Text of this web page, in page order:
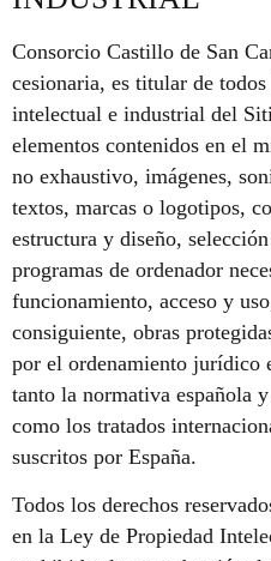
Consorcio Castillo de San
cesionaria, es titular de
intelectual e industrial del
elementos contenidos en el
no exhaustivo, imágenes,
textos, marcas o logotipos,
estructura y diseño,
programas de ordenador
funcionamiento, acceso y
consiguiente, obras
por el ordenamiento jurídico
tanto la normativa española
como los tratados
suscritos por España.
Todos los derechos
en la Ley de Propiedad